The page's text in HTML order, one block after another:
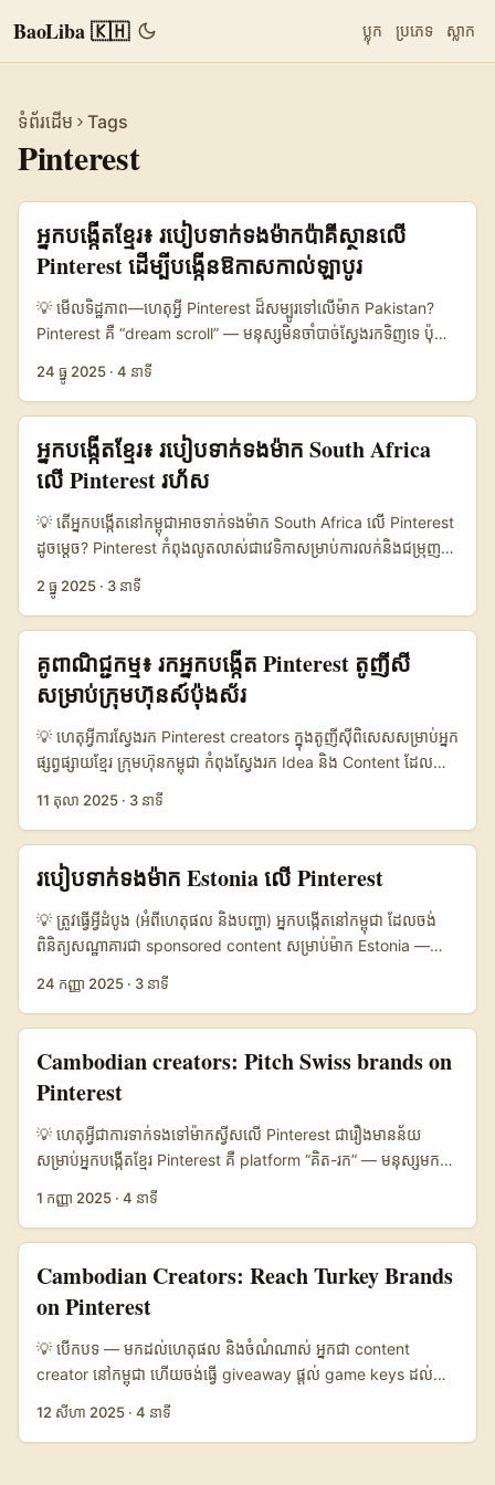
BaoLiba 🇰🇭 ប្លុក ប្រភេទ ស្លាក
ទំព័រដើម Tags
Pinterest
អ្នកបង្កើតខ្មែរ៖ របៀបទាក់ទងម៉ាកប៉ាគីស្ថានលើ
Pinterest ដើម្បីបង្កើនឱកាសកាល់ឡាបូរ
💡 មើលទិដ្ឋភាព—ហេតុអ្វី Pinterest ដ៏សម្បូរទៅលើម៉ាក Pakistan?
Pinterest គឺ “dream scroll” — មនុស្សមិនចាំបាច់ស្វែងរកទិញទេ ប៉ុន្តែ
បាន។ តាមការសង្កេតពីកម្មវិធីពាណិជ្ជកម្មពិភពលោក — Marriott និងក្រុម
purchase។ ករណី Nykaa និង Tira ដែលយើងយល់ពី Reference
Content បង្ហាញថា ម៉ាកអាចប្រើ influencer formats (GRWM,
unboxing, quick-hit reels) ដើម្បីដាក់កាដោយផ្នែកនៃ sale
moments និង impulse buying។ សម្រាប់អ្នកបង្កើតនៅកម្ពុជា ដែលចង់
ទាក់ទងម៉ាកពី Pakistan (fashion, beauty, home décor, FMCG),
ចំនុចមូលដ្ឋានគឺ៖ បង្ហាញកំរិតជំនាញលើ Pinterest, បង្កើត portfolio
ពិសេសសម្រាប់ម៉ាកនៅ Pakistan, និងយល់ពី trend local និង
seasonal triggers (Black Friday/Flash sales/collection
Tira។ ក្រុមហ៊ុនធំៗក៏កំពុងផ្លាស់ប្តូរទៅជា owned social commerce
— ទំនាក់ទំនងមិនគ្រាន់តែ DM តែម្តងទេ; វាប្លាស់ទៅជា pitch មាន data-
backed, creative formats, និង CTA ដែលច្បាស់។ ...
24 ធ្នូ 2025 · 4 នាទី
អ្នកបង្កើតខ្មែរ៖ របៀបទាក់ទងម៉ាក South Africa
លើ Pinterest រហ័ស
💡 តើអ្នកបង្កើតនៅកម្ពុជា​អាចទាក់ទងម៉ាក South Africa លើ Pinterest
ដូចម្តេច? Pinterest កំពុងលូតលាស់ជាវេទិកាសម្រាប់ការលក់និងជម្រុញ
ជាមួយ Pinterest UK បង្ហាញយ៉ាងច្បាស់ថា interactive format —
ការរចនាជំនួបលេងសម្រាប់អ្នកប្រើ (select style → collect clues →
unlock product) និងបន្តដោយ Quiz to Board ពី Pinterest នាំឲ្យ
shopping journey ក្លាយជា “store-like personal feed”។ សម្រាប់
អ្នកបង្កើតខ្មែរដែលចង់ទាក់ទងម៉ាកនៅ South Africa ដើម្បីទទួលបាន
collaboration មាន ៣ សំណួរចម្បង៖ - តើម៉ាកកំពុងស្វែងរកអ្វីលើ
Pinterest? (creative formats, shoppable boards, localized
campaigns) - តើអ្នកអាចផ្តល់អ្វីដែលភាគីម៉ាកចង់បាន? (audience fit,
content style, measurable metrics) - តើទម្រង់ outreach ណា
paid+organic plan) ...
2 ធ្នូ 2025 · 3 នាទី
គូពាណិជ្ជកម្ម៖ រកអ្នកបង្កើត Pinterest តូញីសី
សម្រាប់ក្រុមហ៊ុនស៍ប៉ុងស័រ
💡 ហេតុអ្វីការស្វែងរក Pinterest creators ក្នុងតូញីស៊ីពិសេសសម្រាប់អ្នក
ផ្សព្វផ្សាយខ្មែរ ក្រុមហ៊ុនកម្ពុជា កំពុងស្វែងរក Idea និង Content ដែលមាន
Pinterest ជា playfield ល្អសម្រាប់ creative briefs, travel
“sponsored challenges” (និយាយជា contest / idea pin
challenge) តូញីស៊ី មាន storytellers និង travel influencers ដែល
កើតមាន viral moments — Drew Binsky និង Traveltomtom
បានបង្ហាញ Tunisia ដោយនាំ traffic និង engagement (Reference
ផ្សព្វផ្សាយនៅកម្ពុជា ត្រូវដឹងថា៖ តើ creator រូបណាអាចលេងជាមួយ
format Pinterest (pins, idea pins, boards) បានល្អ? តើ local
translate ទៅបញ្ចូលក្នុង creative challenge សម្រាប់ audience
Khmer បានយ៉ាងដូចម្តេច? គន្លឹះខាងក្រោមនឹងផ្ដល់ផែនការ ធ្វើ shortlist
11 តុលា 2025 · 3 នាទី
របៀបទាក់ទងម៉ាក Estonia លើ Pinterest
💡 ត្រូវធ្វើអ្វីដំបូង (អំពីហេតុផល និងបញ្ហា) អ្នកបង្កើតនៅកម្ពុជា ដែលចង់
ពិនិត្យសណ្ឋាគារជា sponsored content សម្រាប់ម៉ាក Estonia —
តើPinterest ជាវេទិកាដែលពួកគេចាប់អារម្មណ៍ទេ, ហើយតើតម្លៃវិជ្ជមានអ្វី
ទេសចរណ៍។ តាមដំណឹងហិរញ្ញវត្ថុ Pinterest ទទួលការប្រែប្រួលក្នុងទីផ្សារ
(AmericanBankingNews, 2025) — ន័យថា ម៉ាកកំពុងស្វែងរក
creators ដែលធ្វើ content រូបភាពខ្ពស់, planning boards, និង
shopping-friendly pins។ សម្រាប់អ្នកខ្មែរ — ការទាក់ទងដោយមាន
កំហុសតិច និងច្បាស់លាស់ (localized proposal, rate card, សំណើ
creative) ជាគន្លងល្អ។ នេះគឺមិនមែនតែបញ្ហាបច្ចេកទេសទេ — វាជាការ
បញ្ជាក់ទ្រព្យសម្បត្តិ និងទំនុកចិត្ត។ តើអ្នកអាចបង្ហាញ reach នៅ
ដាក់ប្រភព, stats, និង ideas សម្រាប់ creative execution ដែល
“Estonia” នឹងចូលចិត្ត។ ...
24 កញ្ញា 2025 · 3 នាទី
Cambodian creators: Pitch Swiss brands on
Pinterest
💡 ហេតុអ្វីជាការទាក់ទងទៅម៉ាកស្វីសលើ Pinterest ជារឿងមានន័យ​
សម្រាប់អ្នកបង្កើតខ្មែរ Pinterest គឺ platform “គិត-រក” — មនុស្សមក
សិក្សาที่បានផ្តល់ជំហាននៅក្នុង materials យើងបានឃើញថា មនុស្សដែល
ម៉ាកស្វីសដែលចង់បានបំរែបំរួលក្នុងตลาดยุโรปឬអន្តរជាតិ។ សម្រាប់អ្នក
បង្កើតនៅកម្ពុជា ភាពងាយស្រួលនៃការធ្វើជាគំរូ visual និងការសម្តែងការប្រើ
ប្រាស់ផលិតផល (use-cases) នៅលើ Pinterest ជួយធ្វើឲ្យម៉ាកមើល
ឃើញថាអ្នកអាចជាជំនួយដឹកនាំការទិញបាន។ កាន់តែមានសារៈសំខាន់:
Pinterest កំពុងធ្វើ investment នៅ Zurich (Pinterest) — ន័យថា
platform កើនលើសមត្ថភាព machine learning និង discovery,
ដែលស្រួលសម្រាប់ content ដែល optimized សម្រាប់ search និង
1 កញ្ញា 2025 · 4 នាទី
Cambodian Creators: Reach Turkey Brands
on Pinterest
💡 បើក​បទ — មកដល់ហេតុផល និងចំណំណាស់ អ្នកជា content
creator នៅ​កម្ពុជា ហើយចង់ធ្វើ giveaway ផ្តល់ game keys ដល់
12 សីហា 2025 · 4 នាទី